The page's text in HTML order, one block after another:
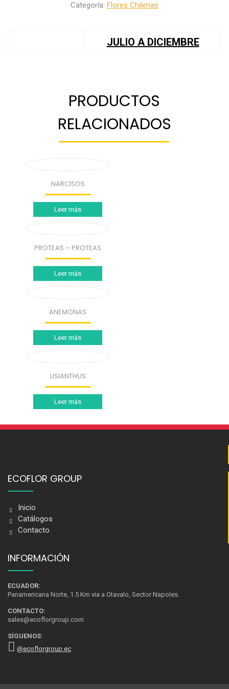
Categoría: Flores Chilenas
JULIO A DICIEMBRE
PRODUCTOS
RELACIONADOS
NARCISOS
Leer más
PROTEAS – PROTEAS
Leer más
ANEMONAS
Leer más
LISIANTHUS
Leer más
ECOFLOR GROUP
Inicio
Catálogos
Contacto
INFORMACIÓN
ECUADOR:
Panamericana Norte, 1.5 Km vía a Otavalo, Sector Napoles.
CONTACTO:
sales@ecoflorgroup.com
SÍGUENOS:
@ecoflorgroup.ec